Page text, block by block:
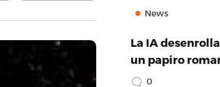
News
La IA
un papiro
0